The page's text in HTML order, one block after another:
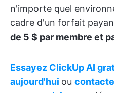
n'importe quel
cadre d'un forfait
de 5 $ par membre et
Essayez ClickUp AI
aujourd'hui ou